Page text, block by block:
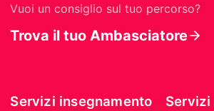
Vuoi un consiglio sul tuo percorso?
Trova il tuo Ambasciatore
Servizi insegnamento
Servizi